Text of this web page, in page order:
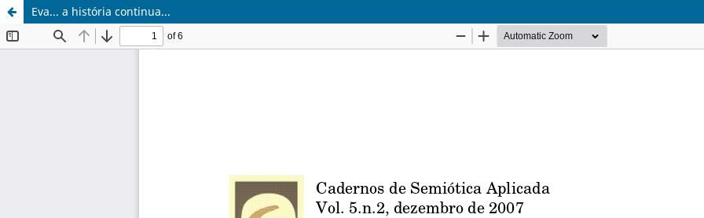
Eva... a história continua...